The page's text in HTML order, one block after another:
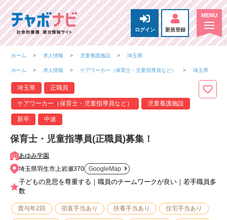
ログイン 新規登録
ホーム 求人情報 児童養護施設 埼玉県
ホーム 求人情報 ケアワーカー（保育士・児童指導員など） 埼玉県
埼玉県 正職員
ケアワーカー（保育士・児童指導員など） 児童養護施設
新卒 中途
保育士・児童指導員(正職員)募集！
あゆみ学園
埼玉県羽生市上岩瀬370
GoogleMap
子どもの意思を尊重する｜職員のチームワークが良い｜若手職員多
数
賞与年2回 宿直手当あり 扶養手当あり 住宅手当あり